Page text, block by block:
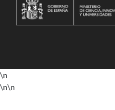
\n
\n\n